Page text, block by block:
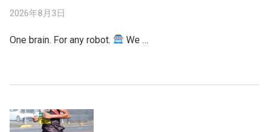
2026年8月3日
One brain. For any robot. We …